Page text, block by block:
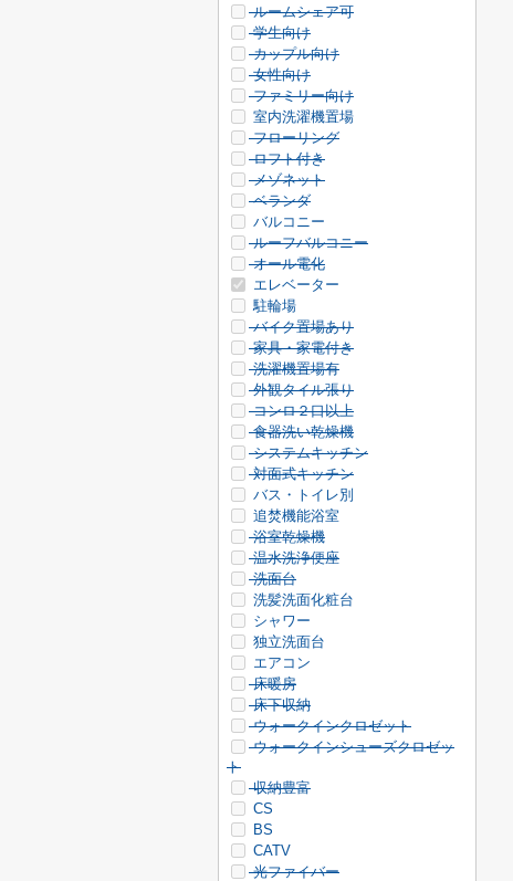
ルームシェア可
学生向け
カップル向け
女性向け
ファミリー向け
室内洗濯機置場
フローリング
ロフト付き
メゾネット
ベランダ
バルコニー
ルーフバルコニー
オール電化
エレベーター
駐輪場
バイク置場あり
家具・家電付き
洗濯機置場有
外観タイル張り
コンロ２口以上
食器洗い乾燥機
システムキッチン
対面式キッチン
バス・トイレ別
追焚機能浴室
浴室乾燥機
温水洗浄便座
洗面台
洗髪洗面化粧台
シャワー
独立洗面台
エアコン
床暖房
床下収納
ウォークインクロゼット
ウォークインシューズクロゼッ
ト
収納豊富
CS
BS
CATV
光ファイバー